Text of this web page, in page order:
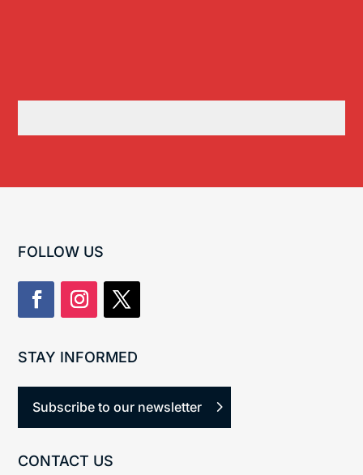
FOLLOW US
STAY INFORMED
Subscribe to our newsletter
CONTACT US